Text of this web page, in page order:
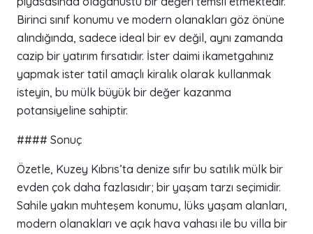
Birinci sınıf konumu ve modern olanakları göz önüne
alındığında, sadece ideal bir ev değil, aynı zamanda
cazip bir yatırım fırsatıdır. İster daimi ikametgahınız
yapmak ister tatil amaçlı kiralık olarak kullanmak
isteyin, bu mülk büyük bir değer kazanma
potansiyeline sahiptir.
#### Sonuç
Özetle, Kuzey Kıbrıs’ta denize sıfır bu satılık mülk bir
evden çok daha fazlasıdır; bir yaşam tarzı seçimidir.
Sahile yakın muhteşem konumu, lüks yaşam alanları,
modern olanakları ve açık hava vahası ile bu villa bir